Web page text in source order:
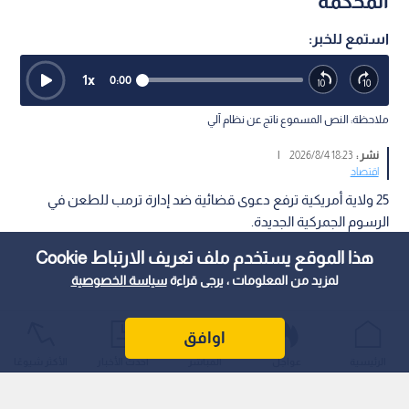
هذا الموقع يستخدم ملف تعريف الارتباط Cookie
لمزيد من المعلومات ، يرجى قراءةسياسة الخصوصية
اوافق
استمع للخبر:
0:00
1x
ملاحظة: النص المسموع ناتج عن نظام آلي
نشر :18:23 2026/8/4
|
اقتصاد
25 ولاية أمريكية ترفع دعوى قضائية ضد إدارة ترمب للطعن في
الرسوم الجمركية الجديدة.
عواجل المباشر أحدث الأخبار